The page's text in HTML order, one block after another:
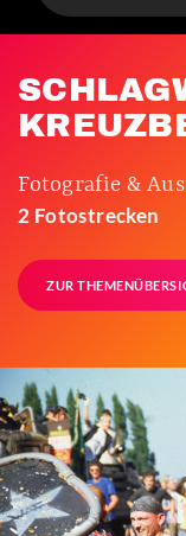
Fotografie &
2 Fotostrecken
ZUR